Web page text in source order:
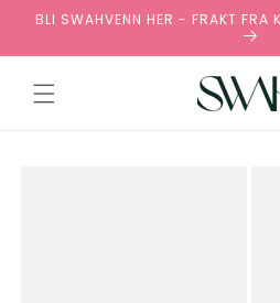
videre til
BLI SWAHVENN HER - FRAKT